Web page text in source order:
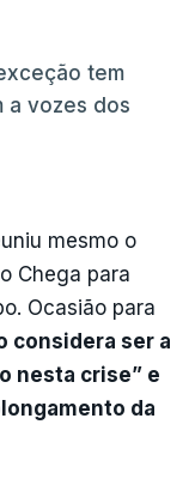
tem
a vozes dos
mesmo o
Chega para
Ocasião para
considera ser a
nesta crise” e
da